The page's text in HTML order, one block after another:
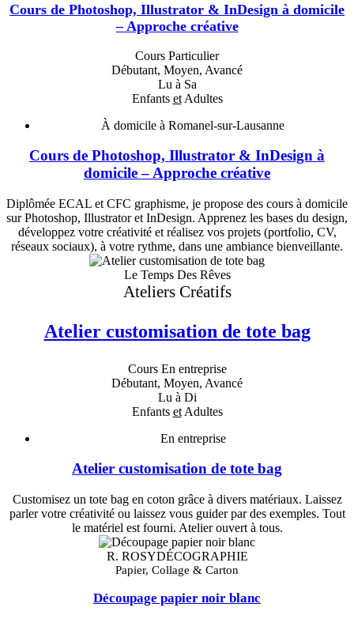
Cours de Photoshop, Illustrator & InDesign à domicile
– Approche créative
Cours Particulier
Débutant, Moyen, Avancé
Lu à Sa
Enfants etAdultes
À domicile à Romanel-sur-Lausanne
Cours de Photoshop, Illustrator & InDesign à
domicile – Approche créative
Diplômée ECAL et CFC graphisme, je propose des cours à domicile
sur Photoshop, Illustrator et InDesign. Apprenez les bases du design,
développez votre créativité et réalisez vos projets (portfolio, CV,
réseaux sociaux), à votre rythme, dans une ambiance bienveillante.
Le Temps Des Rêves
Ateliers Créatifs
Atelier customisation de tote bag
Cours En entreprise
Débutant, Moyen, Avancé
Lu à Di
Enfants etAdultes
En entreprise
Atelier customisation de tote bag
Customisez un tote bag en coton grâce à divers matériaux. Laissez
parler votre créativité ou laissez vous guider par des exemples. Tout
le matériel est fourni. Atelier ouvert à tous.
R. ROSYDÉCOGRAPHIE
Papier, Collage & Carton
Découpage papier noir blanc